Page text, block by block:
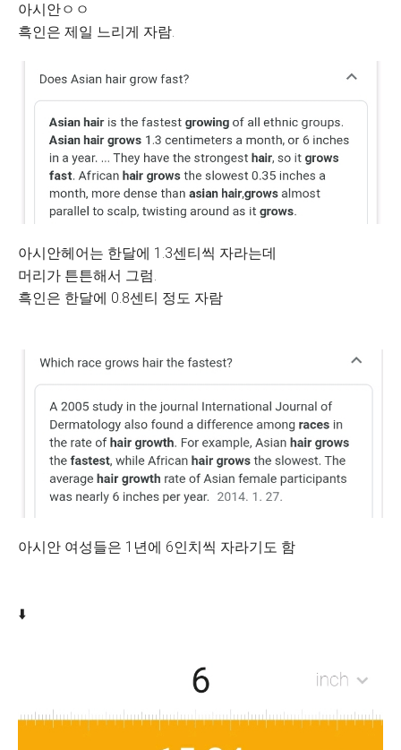
아시안ㅇㅇ
흑인은 제일 느리게 자람.
아시안헤어는 한달에 1.3센티씩 자라는데
머리가 튼튼해서 그럼.
흑인은 한달에 0.8센티 정도 자람
아시안 여성들은 1년에 6인치씩 자라기도 함
⬇️